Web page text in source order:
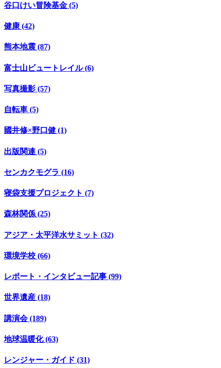
谷口けい冒険基金 (5)
健康 (42)
熊本地震 (87)
富士山ビュートレイル (6)
写真撮影 (57)
自転車 (5)
國井修×野口健 (1)
出版関連 (5)
センカクモグラ (16)
寝袋支援プロジェクト (7)
森林関係 (25)
アジア・太平洋水サミット (32)
環境学校 (66)
レポート・インタビュー記事 (99)
世界遺産 (18)
講演会 (189)
地球温暖化 (63)
レンジャー・ガイド (31)